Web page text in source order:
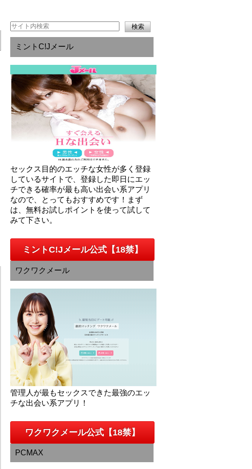
ミントC!Jメール
セックス目的のエッチな女性が多く登録
しているサイトで、登録した即日にエッ
チできる確率が最も高い出会い系アプリ
なので、とってもおすすめです！まず
は、無料お試しポイントを使って試して
みて下さい。
ミントC!Jメール公式【18禁】
ワクワクメール
管理人が最もセックスできた最強のエッ
チな出会い系アプリ！
ワクワクメール公式【18禁】
PCMAX